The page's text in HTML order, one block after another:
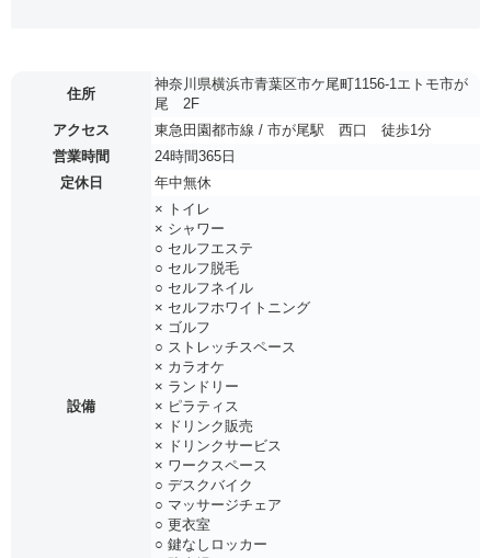
住所
神奈川県横浜市青葉区市ケ尾町1156-1エトモ市が
尾 2F
アクセス
東急田園都市線 / 市が尾駅 西口 徒歩1分
営業時間
24時間365日
定休日
年中無休
設備
× トイレ
× シャワー
○ セルフエステ
○ セルフ脱毛
○ セルフネイル
× セルフホワイトニング
× ゴルフ
○ ストレッチスペース
× カラオケ
× ランドリー
× ピラティス
× ドリンク販売
× ドリンクサービス
× ワークスペース
○ デスクバイク
○ マッサージチェア
○ 更衣室
○ 鍵なしロッカー